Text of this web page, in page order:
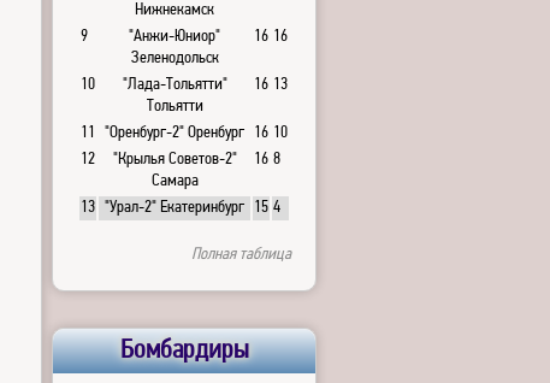
Нижнекамск
9
"Анжи-Юниор"
Зеленодольск
16 16
10
"Лада-Тольятти"
Тольятти
16 13
11 "Оренбург-2" Оренбург 16 10
12
"Крылья Советов-2"
Самара
16 8
13 "Урал-2" Екатеринбург 15 4
Полная таблица
Бомбардиры